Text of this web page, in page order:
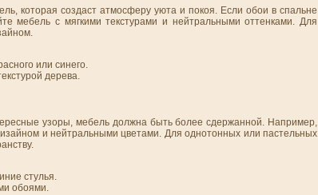
которая создаст атмосферу уюта и покоя. Если обои в спальне
мебель с мягкими текстурами и нейтральными оттенками. Для
или синего.
дерева.
узоры, мебель должна быть более сдержанной. Например,
и нейтральными цветами. Для однотонных или пастельных
стулья.
обоями.